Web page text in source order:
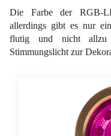
Die Farbe der RGB-
allerdings gibt es nur
flutig und nicht
Stimmungslicht zur